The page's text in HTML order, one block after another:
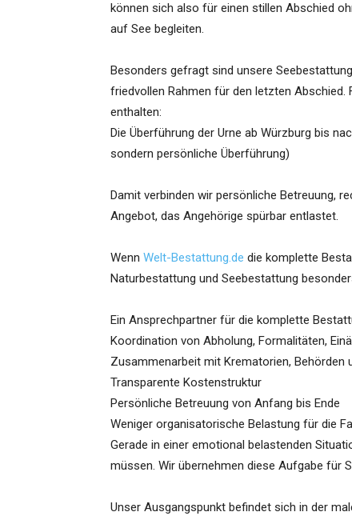
können sich also für einen stillen Abschied
auf See begleiten.
Besonders gefragt sind unsere
friedvollen Rahmen für den letzten Abschied.
enthalten:
Die Überführung der Urne ab Würzburg bis
sondern persönliche Überführung)
Damit verbinden wir persönliche Betreuung,
Angebot, das Angehörige spürbar entlastet.
Wenn Welt-Bestattung.de die komplette
Naturbestattung und Seebestattung
Ein Ansprechpartner für die komplette
Koordination von Abholung, Formalitäten,
Zusammenarbeit mit Krematorien, Behörden
Transparente Kostenstruktur
Persönliche Betreuung von Anfang bis Ende
Weniger organisatorische Belastung für die
Gerade in einer emotional belastenden
müssen. Wir übernehmen diese Aufgabe für
Unser Ausgangspunkt befindet sich in der